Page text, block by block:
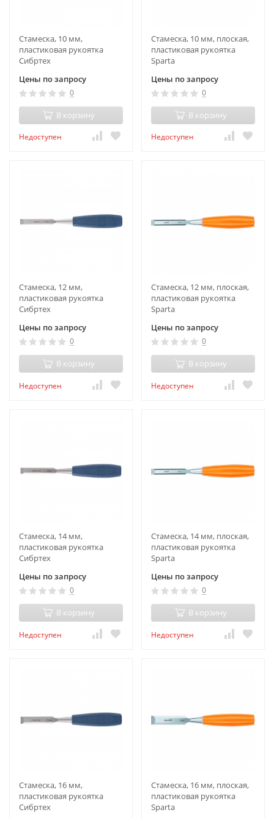
Стамеска, 10 мм,
пластиковая рукоятка
Сибртех
Цены по запросу
0
В корзину
Недоступен
Стамеска, 10 мм, плоская,
пластиковая рукоятка
Sparta
Цены по запросу
0
В корзину
Недоступен
Стамеска, 12 мм,
пластиковая рукоятка
Сибртех
Цены по запросу
0
В корзину
Недоступен
Стамеска, 12 мм, плоская,
пластиковая рукоятка
Sparta
Цены по запросу
0
В корзину
Недоступен
Стамеска, 14 мм,
пластиковая рукоятка
Сибртех
Цены по запросу
0
В корзину
Недоступен
Стамеска, 14 мм, плоская,
пластиковая рукоятка
Sparta
Цены по запросу
0
В корзину
Недоступен
Стамеска, 16 мм,
пластиковая рукоятка
Сибртех
Стамеска, 16 мм, плоская,
пластиковая рукоятка
Sparta